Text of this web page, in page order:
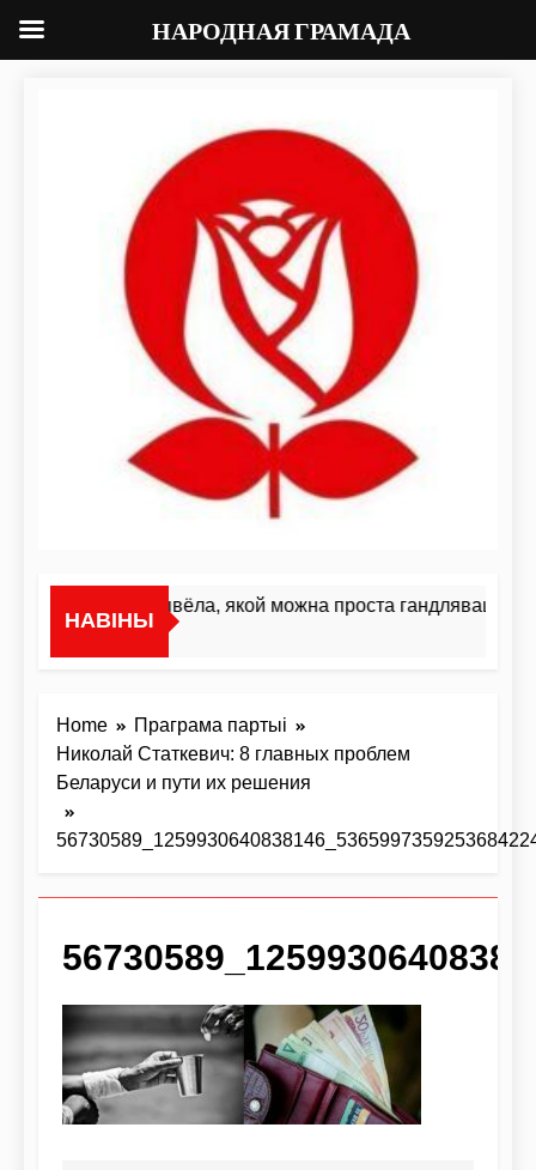
НАВІНЫ
«Я не жывёла, якой можна проста гандляваць»У
Home
Праграма партыі
Николай Статкевич: 8 главных проблем
Беларуси и пути их решения
НАРОДНАЯ ГРАМАДА